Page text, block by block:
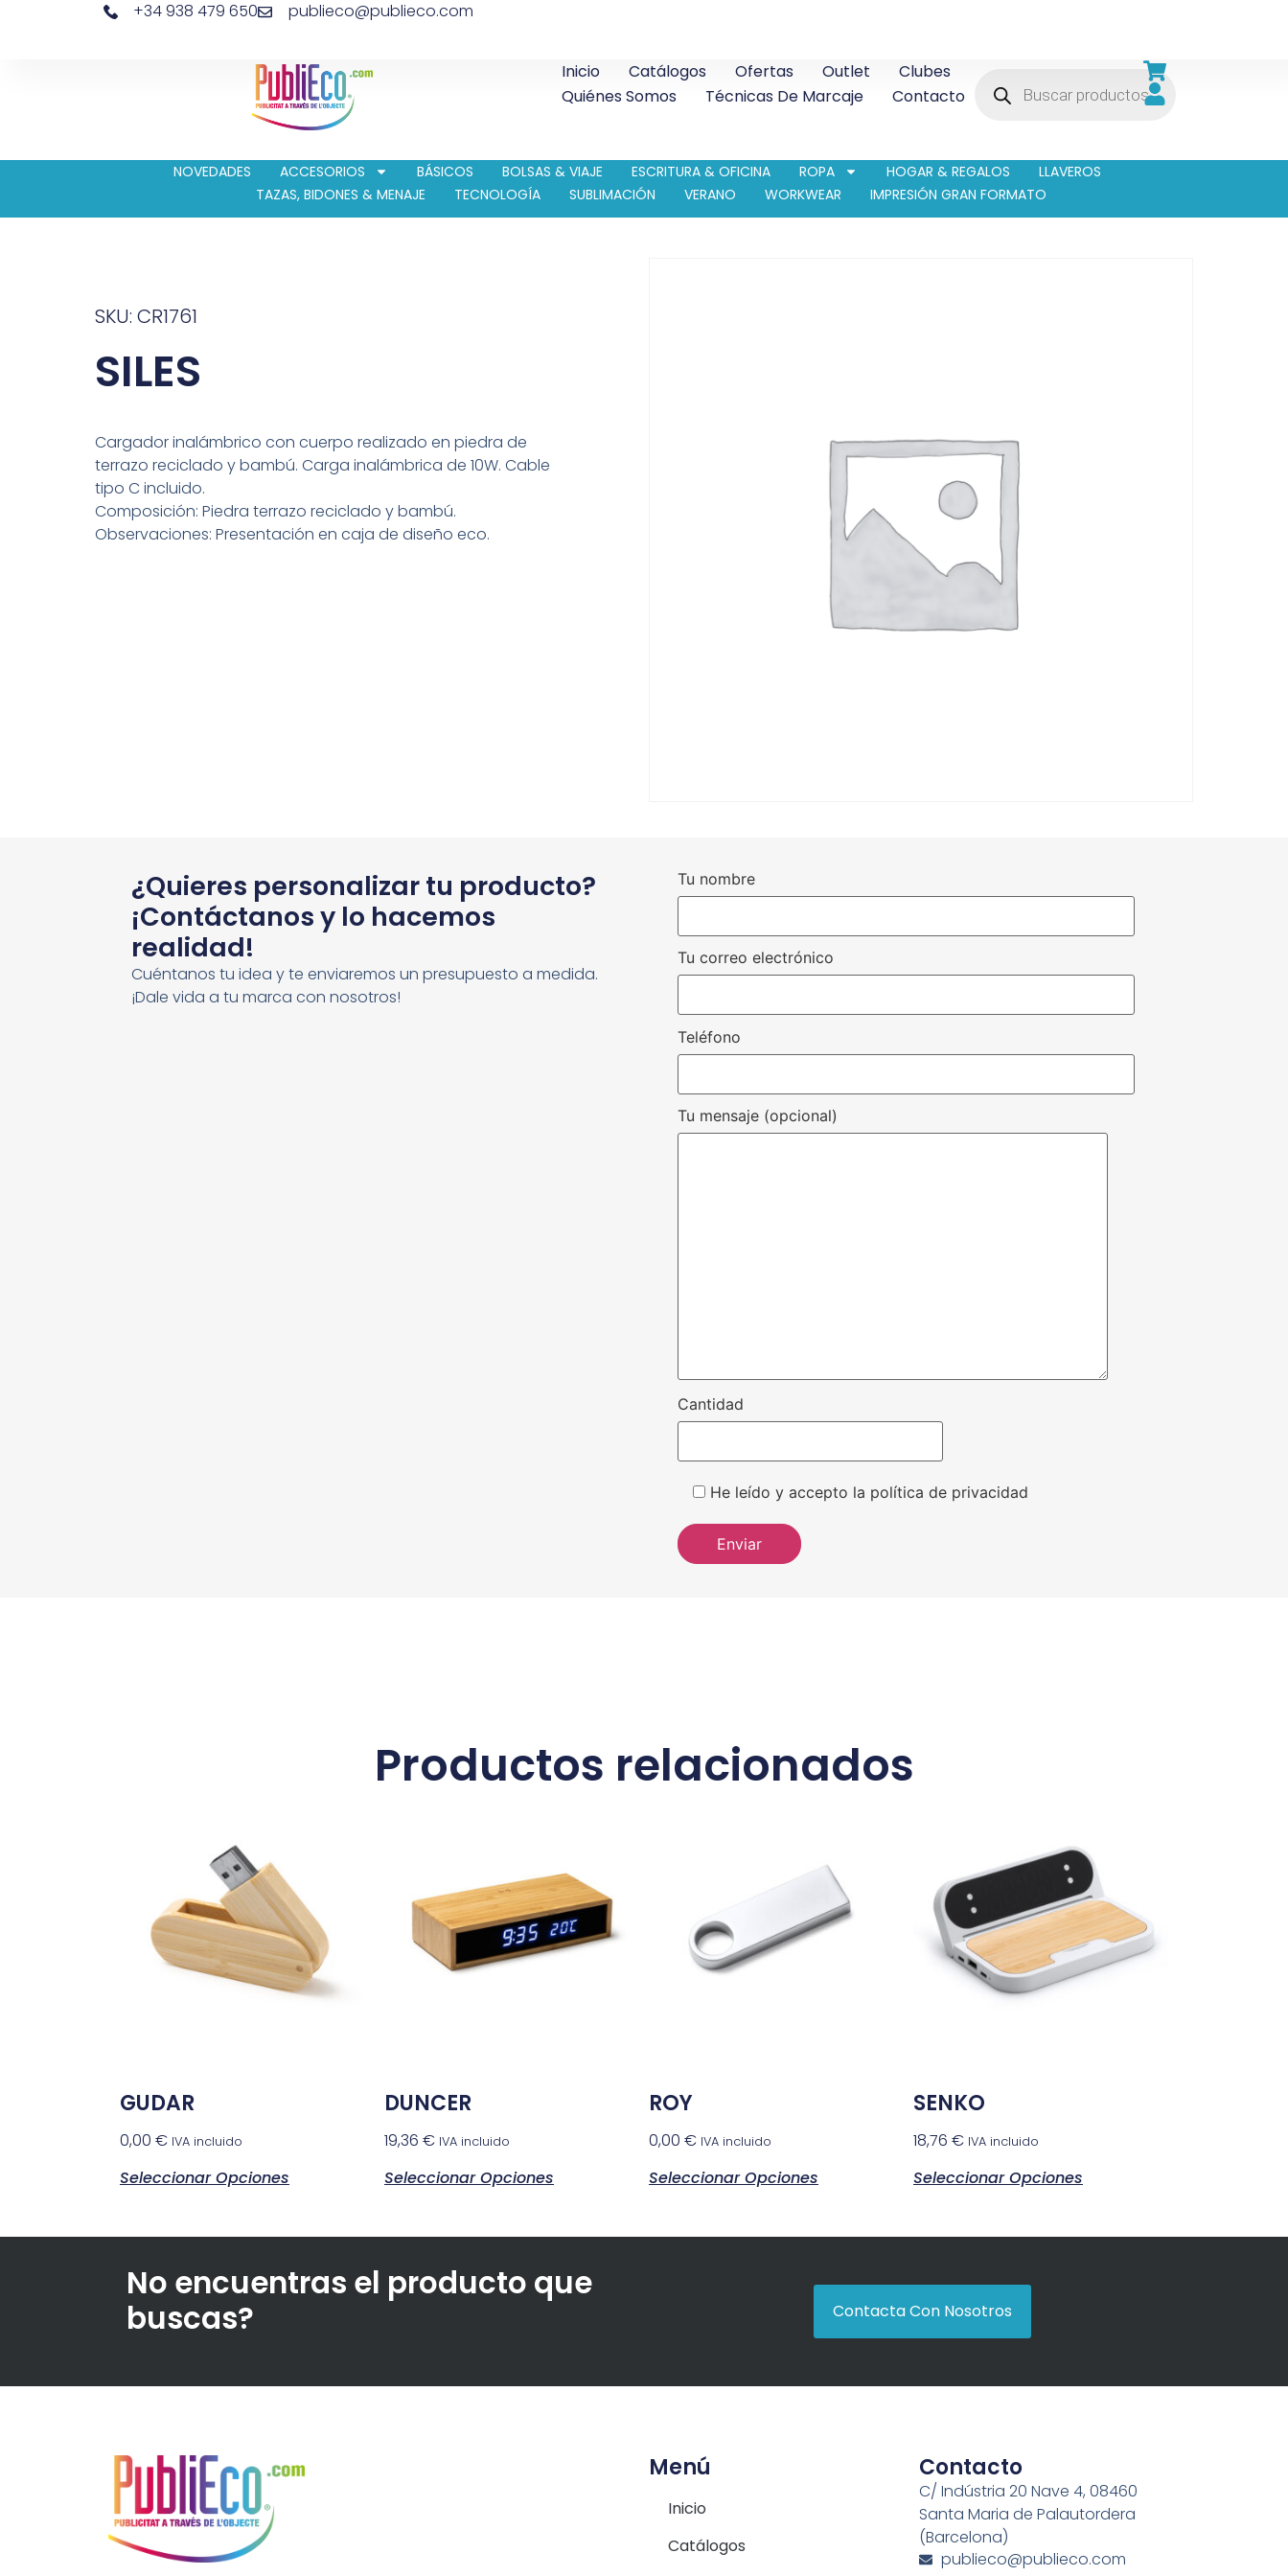
+34 938 479 650 publieco@publieco.com
Inicio Catálogos Ofertas Outlet
Clubes
Quiénes Somos
Técnicas De Marcaje Contacto
NOVEDADES ACCESORIOS BÁSICOS BOLSAS & VIAJE ESCRITURA & OFICINA ROPA HOGAR & REGALOS
LLAVEROS
TAZAS, BIDONES & MENAJE
TECNOLOGÍA SUBLIMACIÓN VERANO WORKWEAR IMPRESIÓN GRAN FORMATO
SKU: CR1761
SILES
Cargador inalámbrico con cuerpo realizado en piedra de
terrazo reciclado y bambú. Carga inalámbrica de 10W. Cable
tipo C incluido.
Composición: Piedra terrazo reciclado y bambú.
Observaciones: Presentación en caja de diseño eco.
¿Quieres personalizar tu producto?
¡Contáctanos y lo hacemos
realidad!
Cuéntanos tu idea y te enviaremos un presupuesto a medida.
¡Dale vida a tu marca con nosotros!
Tu nombre
Tu correo electrónico
Teléfono
Tu mensaje (opcional)
Cantidad
He leído y accepto la política de privacidad
Productos relacionados
GUDAR
0,00 € IVA incluido
Seleccionar Opciones
DUNCER
19,36 € IVA incluido
Seleccionar Opciones
ROY
0,00 € IVA incluido
Seleccionar Opciones
SENKO
18,76 € IVA incluido
Seleccionar Opciones
No encuentras el producto que
buscas?
Contacta Con Nosotros
Menú
Inicio
Catálogos
Contacto
C/ Indústria 20 Nave 4, 08460
Santa Maria de Palautordera
(Barcelona)
publieco@publieco.com